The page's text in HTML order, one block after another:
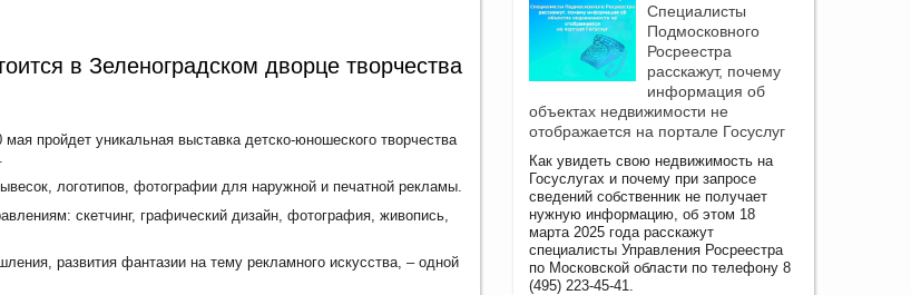
в Зеленоградском дворце творчества
пройдет уникальная выставка детско-юношеского творчества
логотипов, фотографии для наружной и печатной рекламы.
скетчинг, графический дизайн, фотография, живопись,
развития фантазии на тему рекламного искусства, – одной
Специалисты
Подмосковного
Росреестра
расскажут, почему
информация об
объектах недвижимости не
отображается на портале Госуслуг
Как увидеть свою недвижимость на
Госуслугах и почему при запросе
сведений собственник не получает
нужную информацию, об этом 18
марта 2025 года расскажут
специалисты Управления Росреестра
по Московской области по телефону 8
(495) 223-45-41.